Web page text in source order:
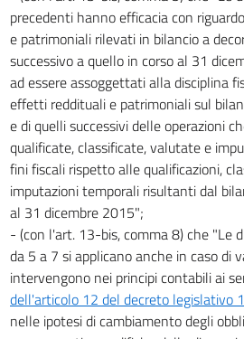
precedenti hanno efficacia con
e patrimoniali rilevati in bilancio a
successivo a quello in corso al 31
ad essere assoggettati alla disciplina
effetti reddituali e patrimoniali sul
e di quelli successivi delle operazioni
qualificate, classificate, valutate e
fini fiscali rispetto alle qualificazioni,
imputazioni temporali risultanti dal
al 31 dicembre 2015";
- (con l'art. 13-bis, comma 8) che "Le
da 5 a 7 si applicano anche in caso di
intervengono nei principi contabili ai
dell'articolo 12 del decreto legislativo
nelle ipotesi di cambiamento degli